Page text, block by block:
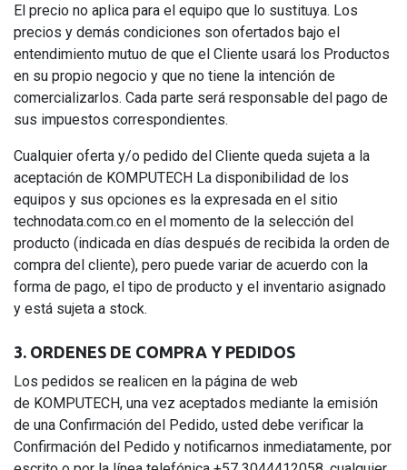
El precio no aplica para el equipo que lo sustituya. Los
precios y demás condiciones son ofertados bajo el
entendimiento mutuo de que el Cliente usará los Productos
en su propio negocio y que no tiene la intención de
comercializarlos. Cada parte será responsable del pago de
sus impuestos correspondientes.
Cualquier oferta y/o pedido del Cliente queda sujeta a la
aceptación de KOMPUTECH La disponibilidad de los
equipos y sus opciones es la expresada en el sitio
technodata.com.co en el momento de la selección del
producto (indicada en días después de recibida la orden de
compra del cliente), pero puede variar de acuerdo con la
forma de pago, el tipo de producto y el inventario asignado
y está sujeta a stock.
3. ORDENES DE COMPRA Y PEDIDOS
Los pedidos se realicen en la página de web
de KOMPUTECH, una vez aceptados mediante la emisión
de una Confirmación del Pedido, usted debe verificar la
Confirmación del Pedido y notificarnos inmediatamente, por